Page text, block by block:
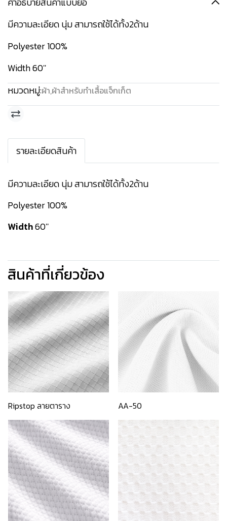
มีความละเอียด นุ่ม สามารถใช้ได้ทั้ง2ด้าน
Polyester 100%
Width 60''
หมวดหมู่:ผ้า,ผ้าสำหรับทำเสื้อแจ็กเก็ต
รายละเอียดสินค้า
มีความละเอียด นุ่ม สามารถใช้ได้ทั้ง2ด้าน
Polyester 100%
Width60''
สินค้าที่เกี่ยวข้อง
Ripstop ลายตาราง AA-50